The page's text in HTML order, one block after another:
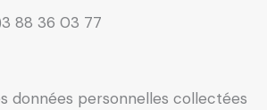
88 36 03 77
données personnelles collectées